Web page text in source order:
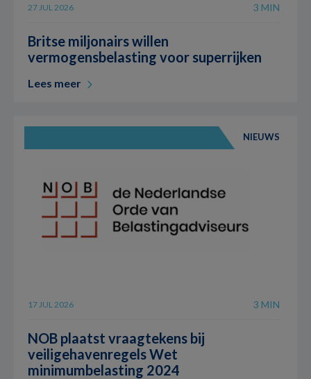
27 JUL 2026 3 MIN
Britse miljonairs willen
vermogensbelasting voor superrijken
Lees meer
NIEUWS
17 JUL 2026 3 MIN
NOB plaatst vraagtekens bij
veiligehavenregels Wet
minimumbelasting 2024